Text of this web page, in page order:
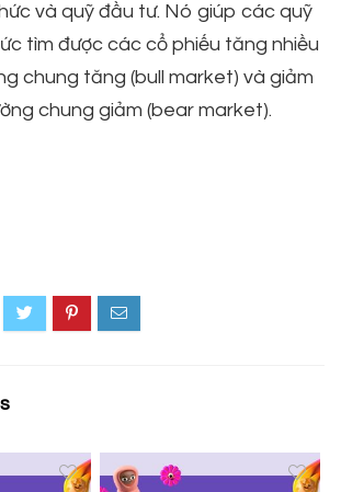
và quỹ đầu tư. Nó giúp các quỹ
tìm được các cổ phiếu tăng nhiều
chung tăng (bull market) và giảm
chung giảm (bear market).